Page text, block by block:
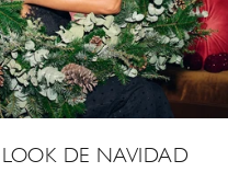
LOOK DE NAVIDAD